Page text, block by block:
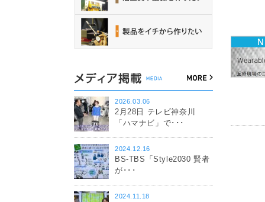
2026.03.06
2月28日 テレビ神奈川
「ハマナビ」で･･･
2024.12.16
BS-TBS「Style2030 賢者
が･･･
2024.11.18